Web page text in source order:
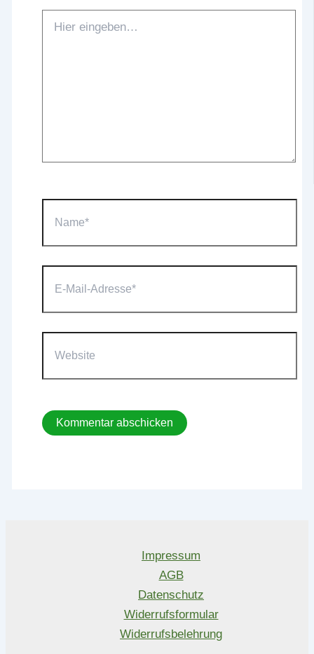
eingeben…
Mail-
Impressum
AGB
Datenschutz
Widerrufsformular
Widerrufsbelehrung